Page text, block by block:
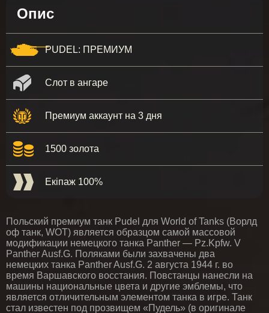
Опис
PUDEL: ПРЕМИУМ
Слот в ангаре
Премиум аккаунт на 3 дня
1500 золота
Екіпаж 100%
Польский премиум танк Pudel для World of Tanks (Ворлд
оф танк, WOT) является образцом самой массовой
модификации немецкого танка Panther — Pz.Kpfw. V
Panther Ausf.G. Поляками были захвачены два
немецких танка Panther Ausf.G. 2 августа 1944 г. во
время Варшавского восстания. Повстанцы нанесли на
машины национальные цвета и другие эмблемы, что
является отличительным элементом танка в игре. Танк
стал известен под прозвищем «Пудель» (в оригинале